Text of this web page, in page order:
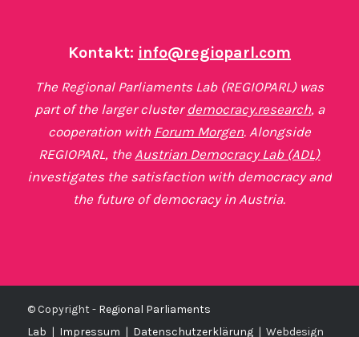
Kontakt: info@regioparl.com
The Regional Parliaments Lab (REGIOPARL) was
part of the larger clusterdemocracy.research, a
cooperation with Forum Morgen. Alongside
REGIOPARL, theAustrian Democracy Lab (ADL)
investigates the satisfaction with democracy and
the future of democracy in Austria.
© Copyright - Regional Parliaments
Lab | Impressum | Datenschutzerklärung| Webdesign